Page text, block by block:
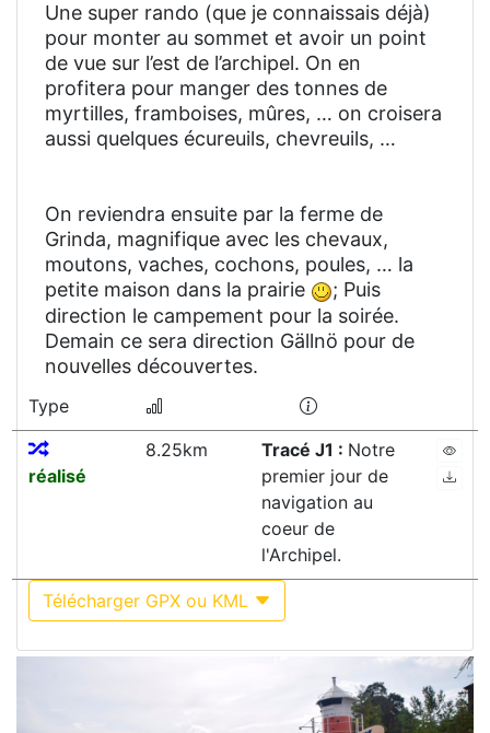
Une super rando (que je connaissais déjà)
pour monter au sommet et avoir un point
de vue sur l’est de l’archipel. On en
profitera pour manger des tonnes de
myrtilles, framboises, mûres, … on croisera
aussi quelques écureuils, chevreuils, …
On reviendra ensuite par la ferme de
Grinda, magnifique avec les chevaux,
moutons, vaches, cochons, poules, … la
petite maison dans la prairie
; Puis
direction le campement pour la soirée.
Demain ce sera direction Gällnö pour de
nouvelles découvertes.
Type
réalisé
8.25km Tracé J1 : Notre
premier jour de
navigation au
coeur de
l'Archipel.
Télécharger GPX ou KML